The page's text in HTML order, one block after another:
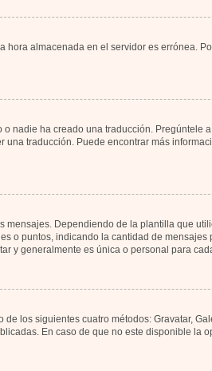
almacenada en el servidor es errónea.
nadie ha creado una traducción. Pregúntele
traducción. Puede encontrar más
Dependiendo de la plantilla que
o puntos, indicando la cantidad de mensajes
y generalmente es única o personal para
los siguientes cuatro métodos: Gravatar,
En caso de que no este disponible la